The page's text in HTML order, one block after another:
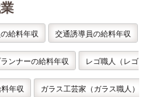
給料年収 交通誘導員の給料年収
ンナーの給料年収 レゴ職人（レゴ
年収 ガラス工芸家（ガラス職人）